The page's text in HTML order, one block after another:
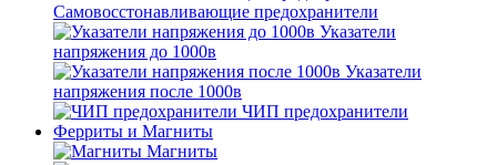
Самовосстонавливающие предохранители
Указатели
напряжения до 1000в
Указатели
напряжения после 1000в
ЧИП предохранители
Ферриты и Магниты
Магниты